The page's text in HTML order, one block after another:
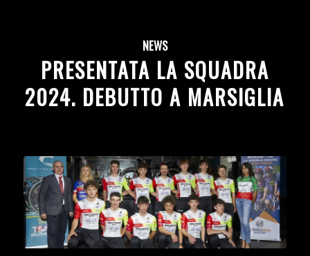
NEWS
PRESENTATA LA SQUADRA
2024. DEBUTTO A MARSIGLIA